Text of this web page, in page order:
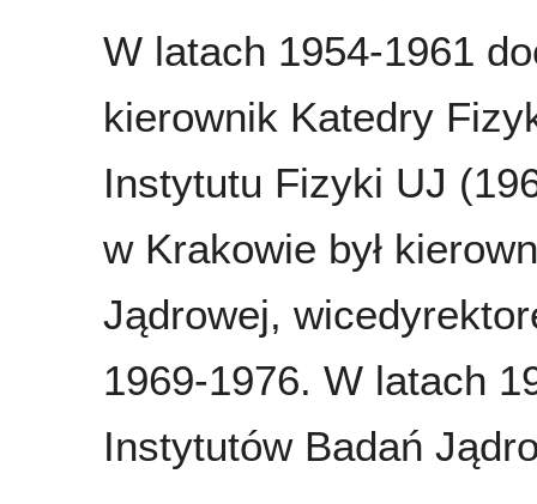
W latach 1954-1961
kierownik Katedry
Instytutu Fizyki UJ
w Krakowie był
Jądrowej,
1969-1976. W latach
Instytutów Badań